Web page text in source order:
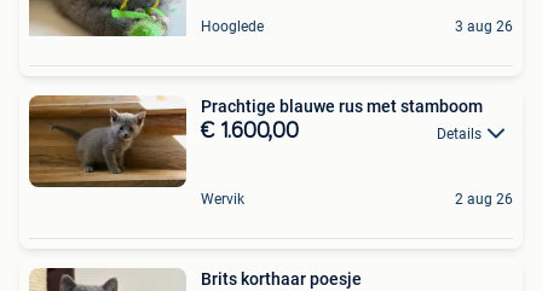
Hooglede 3 aug 26
Prachtige blauwe rus met stamboom
€ 1.600,00 Details
Wervik 2 aug 26
Brits korthaar poesje